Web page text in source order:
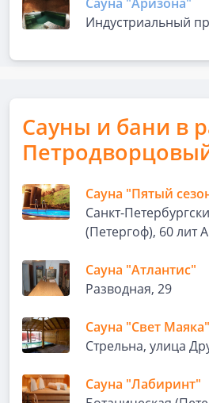
Индустриальный
Сауны и бани в
Сауна "Пятый
Санкт-
(Петергоф), 60 лит А
Сауна "Атлантис"
Разводная, 29
Сауна "Свет Маяка"
Стрельна, улица
Сауна "Лабиринт"